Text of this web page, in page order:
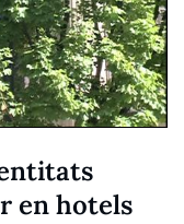
en hotels